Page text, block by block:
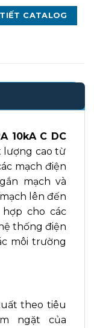
CATALOG
10kA C DC
lượng cao từ
mạch điện
mạch và
lên đến
cho các
thống điện
môi trường
theo tiêu
ngặt của